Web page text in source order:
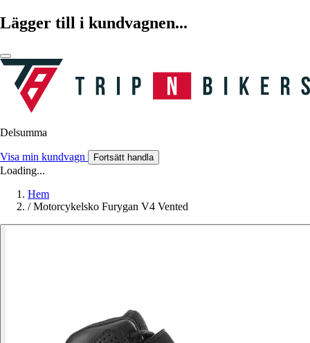
Lägger till i kundvagnen...
Delsumma
Visa min kundvagn Fortsätt handla
Loading...
Hem
/ Motorcykelsko Furygan V4 Vented